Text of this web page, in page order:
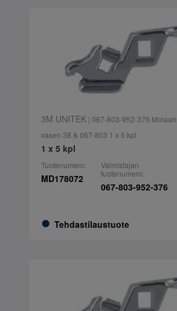
3M UNITEK| 067-803-952-376
vasen 38 & 067-803 1 x 5 kpl
1 x 5 kpl
Tuotenumero:
MD178072
Tehdastilaustuote
Valmistajan
tuotenumero:
067-803-952-376